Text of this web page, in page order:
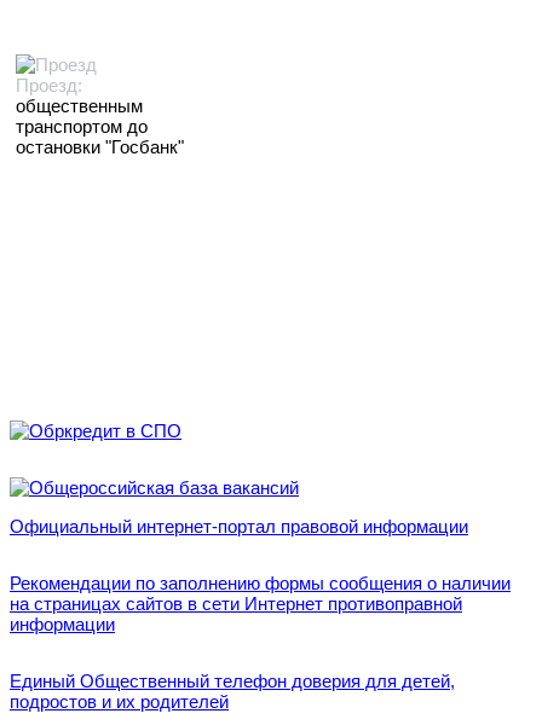
Проезд:
общественным
транспортом до
остановки "Госбанк"
Официальный интернет-портал правовой информации
Рекомендации по заполнению формы сообщения о наличии
на страницах сайтов в сети Интернет противоправной
информации
Единый Общественный телефон доверия для детей,
подростов и их родителей